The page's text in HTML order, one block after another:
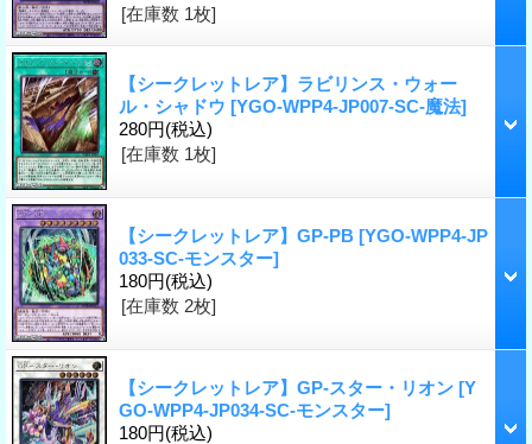
[在庫数 1枚]
【シークレットレア】ラビリンス・ウォー
ル・シャドウ [YGO-WPP4-JP007-SC-魔法]
280円(税込)
[在庫数 1枚]
【シークレットレア】GP-PB [YGO-WPP4-JP
033-SC-モンスター]
180円(税込)
[在庫数 2枚]
【シークレットレア】GP-スター・リオン [Y
GO-WPP4-JP034-SC-モンスター]
180円(税込)